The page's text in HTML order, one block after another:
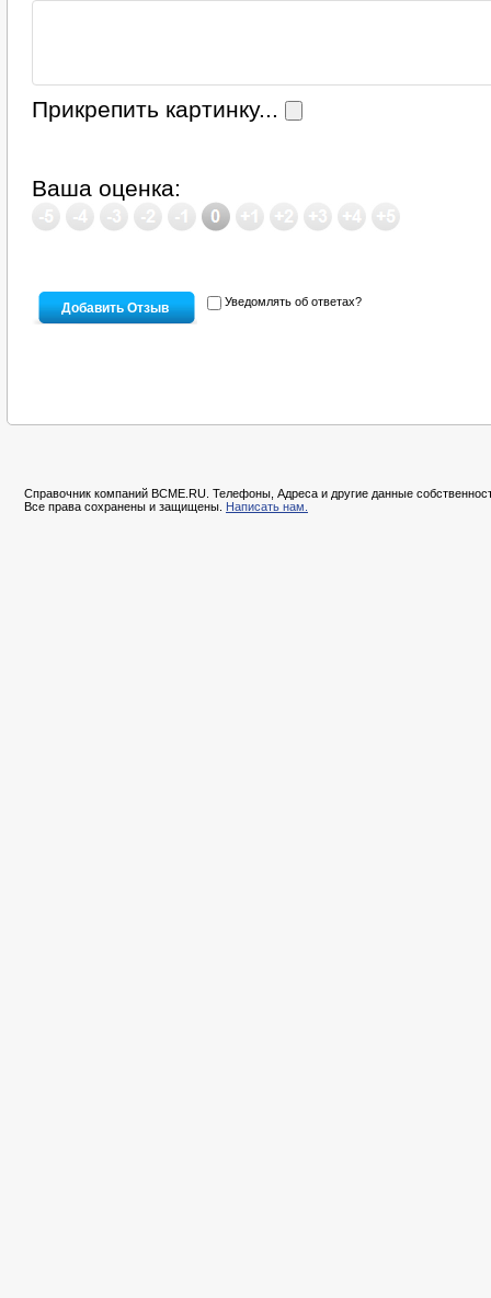
Прикрепить картинку...
Ваша оценка:
Уведомлять об ответах?
Справочник компаний BCME.RU. Телефоны, Адреса и другие данные
Все права сохранены и защищены. Написать нам.